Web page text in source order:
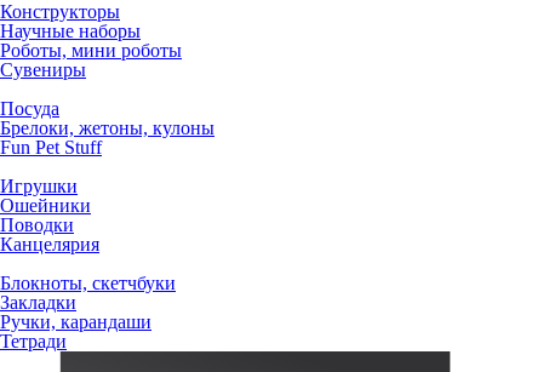
Конструкторы
Научные наборы
Роботы, мини роботы
Сувениры
Посуда
Брелоки, жетоны, кулоны
Fun Pet Stuff
Игрушки
Ошейники
Поводки
Канцелярия
Блокноты, скетчбуки
Закладки
Ручки, карандаши
Тетради